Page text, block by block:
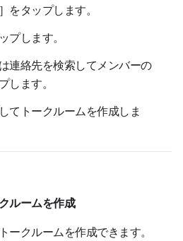
をタップします。
プします。
連絡先を検索してメンバーの
します。
てトークルームを作成しま
ルームを作成
ークルームを作成できます。